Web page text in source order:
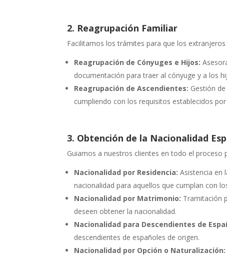
2. Reagrupación Familiar
Facilitamos los trámites para que los
Reagrupación de Cónyuges e Hijos:
documentación para traer al cónyuge y a los
Reagrupación de Ascendientes: Gestión
cumpliendo con los requisitos establecidos
3. Obtención de la Nacionalidad
Guiamos a nuestros clientes en todo el proceso
Nacionalidad por Residencia: Asistencia en
nacionalidad para aquellos que cumplan con
Nacionalidad por Matrimonio: Tramitación
deseen obtener la nacionalidad.
Nacionalidad para Descendientes de
descendientes de españoles de origen.
Nacionalidad por Opción o Naturalización: